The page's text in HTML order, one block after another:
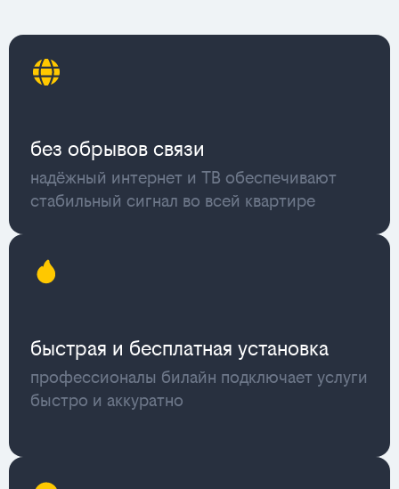
без обрывов связи
надёжный интернет и ТВ обеспечивают
стабильный сигнал во всей квартире
быстрая и бесплатная установка
профессионалы билайн подключает услуги
быстро и аккуратно